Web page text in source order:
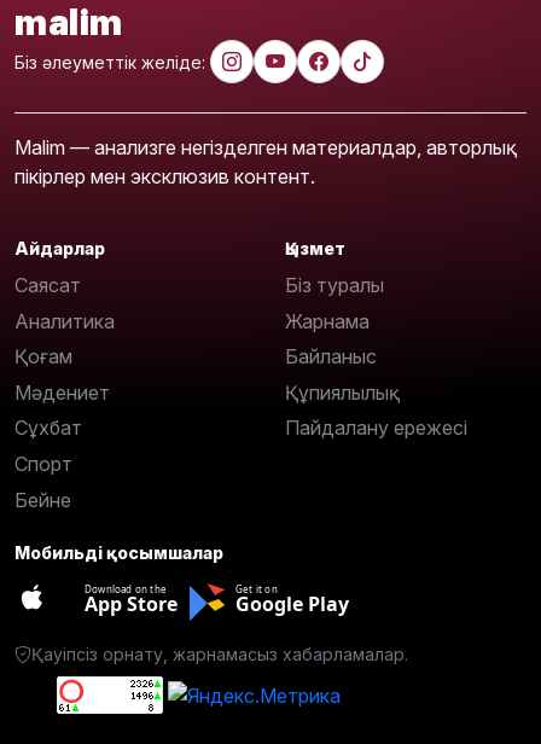
malim
Біз әлеуметтік желіде:
Malim — анализге негізделген материалдар, авторлық
пікірлер мен эксклюзив контент.
Айдарлар
Саясат
Аналитика
Қоғам
Мәдениет
Сұхбат
Спорт
Бейне
Қызмет
Біз туралы
Жарнама
Байланыс
Құпиялылық
Пайдалану ережесі
Мобильді қосымшалар
Download on the
App Store
Get it on
Google Play
Қауіпсіз орнату, жарнамасыз хабарламалар.